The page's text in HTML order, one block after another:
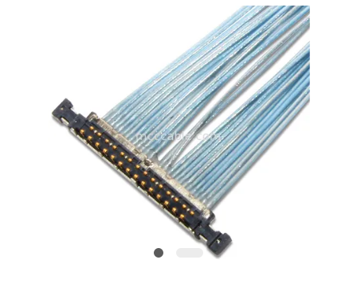
ANGEBOT